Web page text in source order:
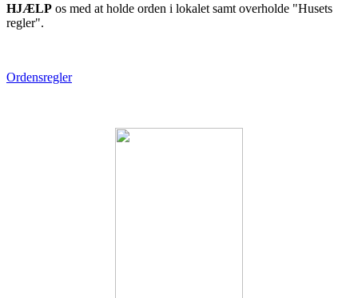
HJÆLP os med at holde orden i lokalet samt overholde "Husets
regler".
Ordensregler